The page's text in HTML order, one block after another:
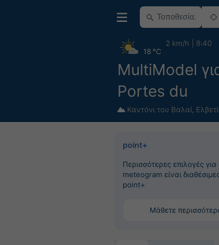
MultiModel
Portes du
Καντόνι του Βαλαί,
18 °C
2 km/h 8:40
point+
Περισσότερες επιλογές
meteogram είναι
point+
Μάθετε